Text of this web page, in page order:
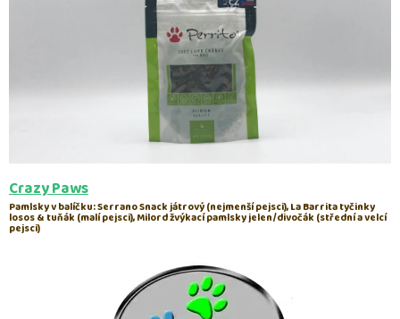
Crazy Paws
Pamlsky v balíčku: Serrano Snack játrový (nejmenší pejsci), La Barrita tyčinky
losos & tuňák (malí pejsci), Milord žvýkací pamlsky jelen/divočák (střední a velcí
pejsci)